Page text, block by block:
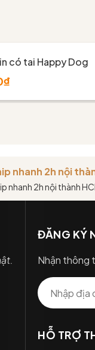
có tai Happy Dog
nhanh 2h nội
nhanh 2h nội thành
ĐĂNG KÝ
Nhận thông
HỖ TRỢ